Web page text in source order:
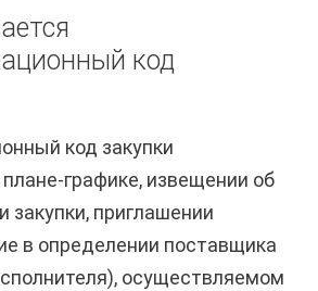
код
код закупки
графике, извещении об
закупки, приглашении
в определении поставщика
осуществляемом